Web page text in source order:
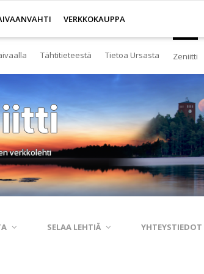
VERKKOKAUPPA
kirjoitettua
kiertoradalta
reunalta
hukassa
Tähtitaivas
Tähtikartta
Tähtikartta classic
Havaintopaikat
Taivaan havaitseminen
Usein kysyttyä
Aurinkokuntamalli
Aurinkokelloveistos
Tietokantoja ja sanastoja
Tähtitieteestä
Yleistä Ursasta
Hallinto
Talous
Avoimet työpaikat
Esitteet ja raportit
Tietoa Ursasta Zeniitti
verkkolehti
SELAA LEHTIÄ YHTEYSTIEDOT